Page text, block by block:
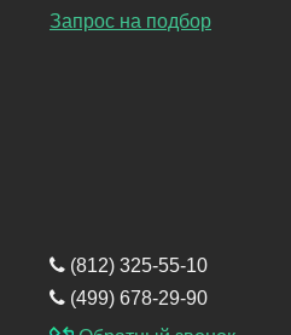
Запрос на подбор
(812) 325-55-10
(499) 678-29-90